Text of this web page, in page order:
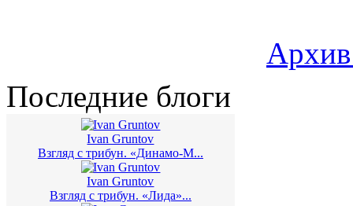
Последние блоги
Ivan Gruntov
Взгляд с трибун. «Динамо-М...
Ivan Gruntov
Взгляд с трибун. «Лида»...